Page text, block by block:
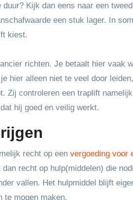
Kijk dan eens naar een
een stuk lager. In
kiest.
richten. Je betaalt hier vaak
hier alleen niet te veel door
Zij controleren een traplift namelijk
hij goed en veilig werkt.
recht op een vergoeding voor
recht op hulp(middelen) die
vallen. Het hulpmiddel blijft
te mogen maken.